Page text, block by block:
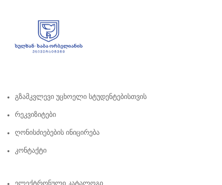
Გზამკვლევი Უცხოელი Სტუდენტებისთვის
Რეკვიზიტები
Ღონისძიებების Ინიცირება
Კონტაქტი
Ელექტრონული Კატალოგი